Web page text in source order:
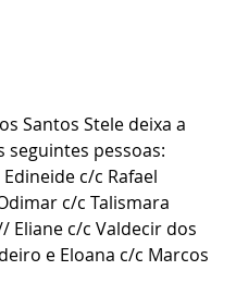
Santos Stele deixa a
seguintes pessoas:
c/c Rafael
c/c Talismara
Eliane c/c Valdecir dos
e Eloana c/c Marcos